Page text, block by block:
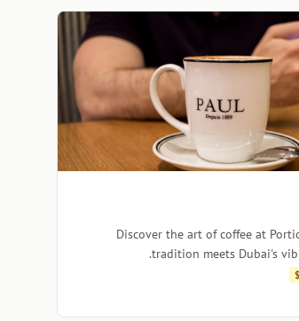
Discover the art of coffee at
tradition meets Dubai's